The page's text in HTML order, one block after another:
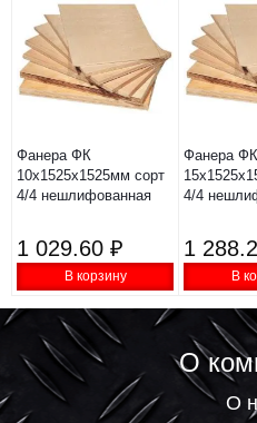
Фанера ФК
10х1525х1525мм сорт
4/4 нешлифованная
1 029.60 ₽
В корзину
Фанера ФК
4/4
1
В
О
О